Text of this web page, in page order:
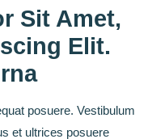
Sit Amet,
Elit.
posuere. Vestibulum
et ultrices posuere